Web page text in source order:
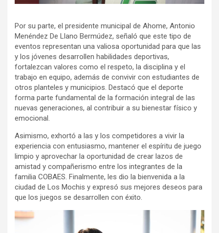
Por su parte, el presidente municipal de Ahome, Antonio
Menéndez De Llano Bermúdez, señaló que este tipo de
eventos representan una valiosa oportunidad para que las
y los jóvenes desarrollen habilidades deportivas,
fortalezcan valores como el respeto, la disciplina y el
trabajo en equipo, además de convivir con estudiantes de
otros planteles y municipios. Destacó que el deporte
forma parte fundamental de la formación integral de las
nuevas generaciones, al contribuir a su bienestar físico y
emocional.
Asimismo, exhortó a las y los competidores a vivir la
experiencia con entusiasmo, mantener el espíritu de juego
limpio y aprovechar la oportunidad de crear lazos de
amistad y compañerismo entre los integrantes de la
familia COBAES. Finalmente, les dio la bienvenida a la
ciudad de Los Mochis y expresó sus mejores deseos para
que los juegos se desarrollen con éxito.